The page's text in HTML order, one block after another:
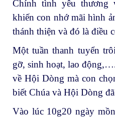
Chính tình yêu thương
khiến con nhớ mãi hình
thánh thiện và đó là điều
Một tuần thanh tuyển
gỡ, sinh hoạt, lao
về Hội Dòng mà con
biết Chúa và Hội Dòng
Vào lúc 10g20 ngày